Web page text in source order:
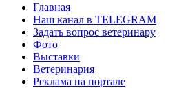
Главная
Наш канал в TELEGRAM
Задать вопрос ветеринару
Фото
Выставки
Ветеринария
Реклама на портале